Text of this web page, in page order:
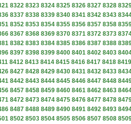
8322 8323 8324 8325 8326 8327 8328
8337 8338 8339 8340 8341 8342 8343
8352 8353 8354 8355 8356 8357 8358
8367 8368 8369 8370 8371 8372 8373
8382 8383 8384 8385 8386 8387 8388
8397 8398 8399 8400 8401 8402 8403
8412 8413 8414 8415 8416 8417 8418 8419
8427 8428 8429 8430 8431 8432 8433
8442 8443 8444 8445 8446 8447 8448
8457 8458 8459 8460 8461 8462 8463
8472 8473 8474 8475 8476 8477 8478
8487 8488 8489 8490 8491 8492 8493
8502 8503 8504 8505 8506 8507 8508